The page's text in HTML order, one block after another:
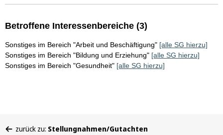
Betroffene Interessenbereiche (3)
Sonstiges im Bereich "Arbeit und Beschäftigung" [alle SG hierzu]
Sonstiges im Bereich "Bildung und Erziehung" [alle SG hierzu]
Sonstiges im Bereich "Gesundheit" [alle SG hierzu]
zurück zu: Stellungnahmen/Gutachten